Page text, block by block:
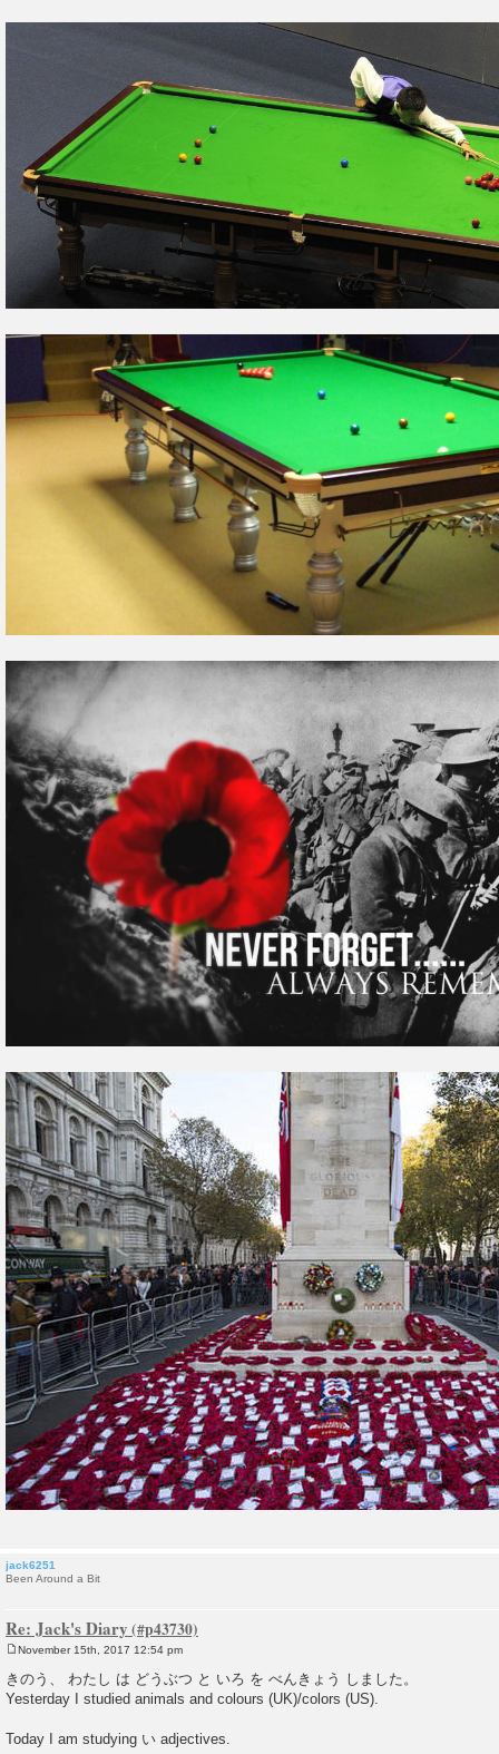
jack6251
Been Around a Bit
Re: Jack's Diary
o
s
t
November 15th, 2017 12:54 pm
きのう、 わたし は どうぶつ と いろ を べんきょう しました。
Yesterday I studied animals and colours (UK)/colors (US).
Today I am studying い adjectives.